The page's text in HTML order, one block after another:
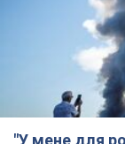
Банки
долара:
Яким буде курс
5.08.2026 23:12